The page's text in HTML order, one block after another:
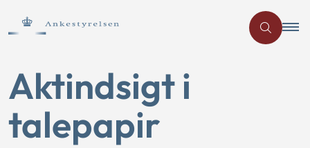
Aktindsigt i
talepapir